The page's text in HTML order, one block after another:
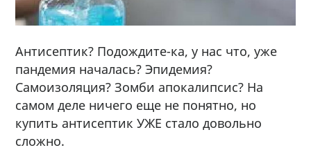
Антисептик? Подождите-ка, у нас что, уже
пандемия началась? Эпидемия?
Самоизоляция? Зомби апокалипсис? На
самом деле ничего еще не понятно, но
купить антисептик УЖЕ стало довольно
сложно.